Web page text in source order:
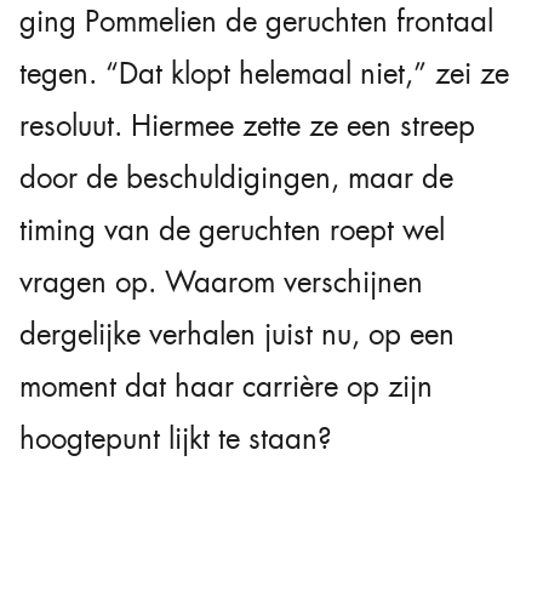
ging Pommelien de geruchten frontaal
tegen. “Dat klopt helemaal niet,” zei ze
resoluut. Hiermee zette ze een streep
door de beschuldigingen, maar de
timing van de geruchten roept wel
vragen op. Waarom verschijnen
dergelijke verhalen juist nu, op een
moment dat haar carrière op zijn
hoogtepunt lijkt te staan?